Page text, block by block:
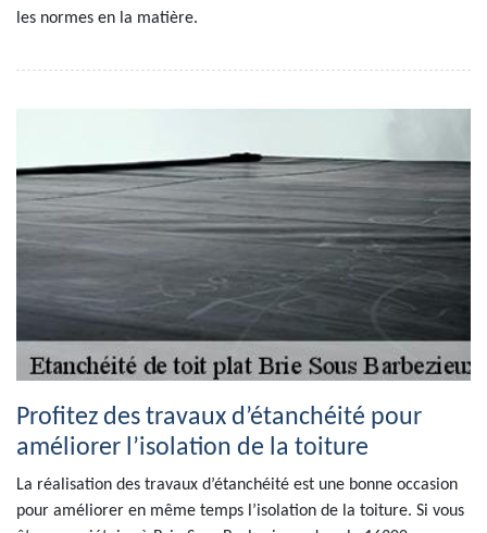
les normes en la matière.
Profitez des travaux d’étanchéité pour
améliorer l’isolation de la toiture
La réalisation des travaux d’étanchéité est une bonne occasion
pour améliorer en même temps l’isolation de la toiture. Si vous